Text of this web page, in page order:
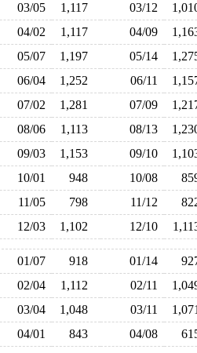
03/05 1,117 03/12
04/02 1,117 04/09
05/07 1,197 05/14
06/04 1,252 06/11
07/02 1,281 07/09
08/06 1,113 08/13
09/03 1,153 09/10
10/01 948 10/08
11/05 798 11/12
12/03 1,102 12/10
01/07 918 01/14
02/04 1,112 02/11
03/04 1,048 03/11
04/01 843 04/08